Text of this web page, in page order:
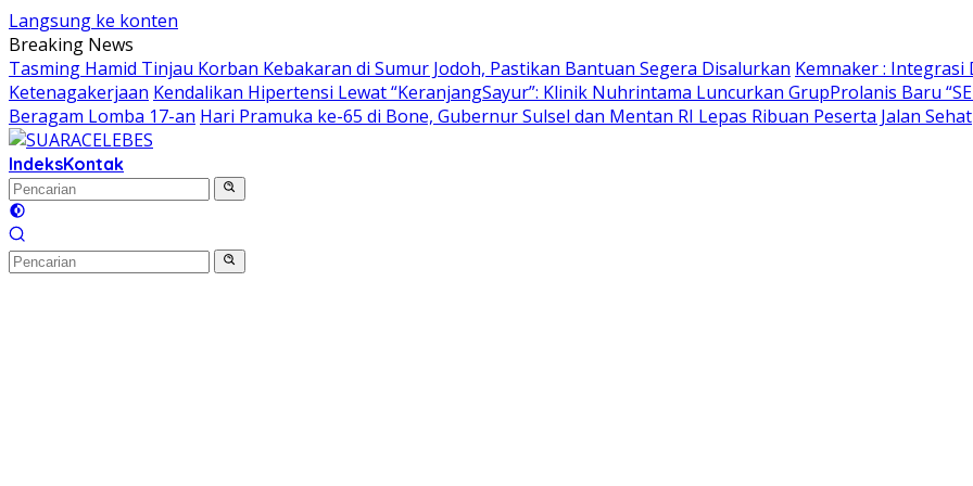
Langsung ke konten
Breaking News
Tasming Hamid Tinjau Korban Kebakaran di Sumur Jodoh, Pastikan Bantuan Segera Disalurkan Kemnaker :
Ketenagakerjaan Kendalikan Hipertensi Lewat “KeranjangSayur”: Klinik Nuhrintama Luncurkan GrupProlanis Baru
Beragam Lomba 17-an Hari Pramuka ke-65 di Bone, Gubernur Sulsel dan Mentan RI Lepas Ribuan Peserta Jalan Sehat
IndeksKontak